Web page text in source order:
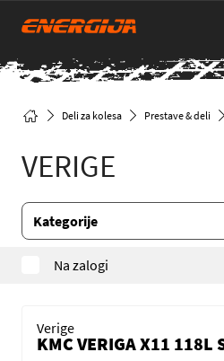
Deli za kolesa Prestave & deli
VERIGE
Kategorije
Na zalogi
Verige
KMC VERIGA X11 118L